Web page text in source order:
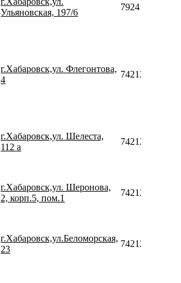
Ульяновская, 197/6
79241018001
г.Хабаровск,ул. Флегонтова,
4
74212929219
г.Хабаровск,ул. Шелеста,
112 а
74212988350
г.Хабаровск,ул. Шеронова,
2, корп.5, пом.1
74212979090
г.Хабаровск,ул.Беломорская,
23
74212470681